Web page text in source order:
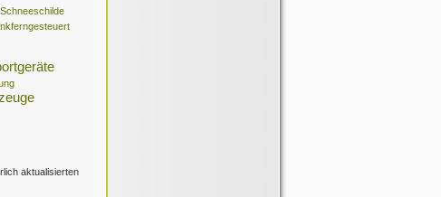
Schneeschilde
aktualisierten